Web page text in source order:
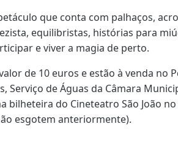
que conta com palhaços,
equilibristas, histórias para
e viver a magia de perto.
de 10 euros e estão à venda no
Serviço de Águas da Câmara
bilheteira do Cineteatro São João
esgotem anteriormente).